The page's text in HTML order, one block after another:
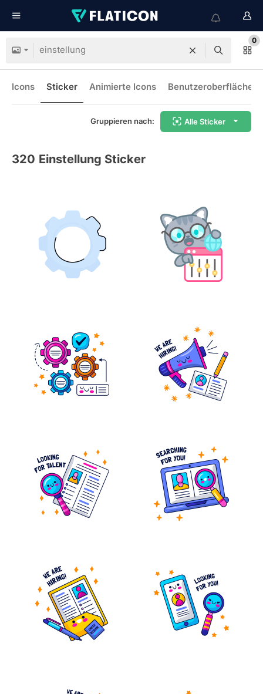
0
Icons Sticker Animierte Icons
Gruppieren nach: Alle Sticker
320 Einstellung Sticker